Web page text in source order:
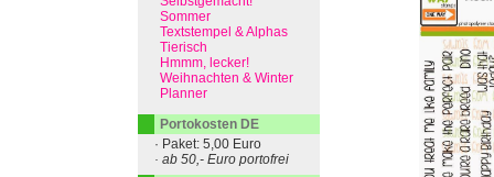
Sommer
Textstempel & Alphas
Tierisch
Hmmm, lecker!
Weihnachten & Winter
Planner
Portokosten DE
· Paket: 5,00 Euro
· ab 50,- Euro portofrei